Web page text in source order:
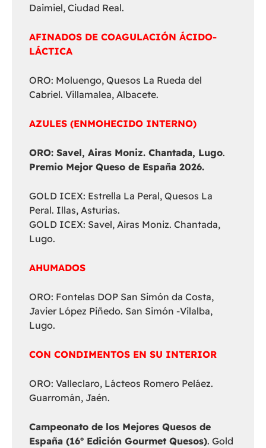
Daimiel, Ciudad Real.
AFINADOS DE COAGULACIÓN ÁCIDO-
LÁCTICA
ORO: Moluengo, Quesos La Rueda del
Cabriel. Villamalea, Albacete.
AZULES (ENMOHECIDO INTERNO)
ORO: Savel, Airas Moniz. Chantada, Lugo.
Premio Mejor Queso de España 2026.
GOLD ICEX: Estrella La Peral, Quesos La
Peral. Illas, Asturias.
GOLD ICEX: Savel, Airas Moniz. Chantada,
Lugo.
AHUMADOS
ORO: Fontelas DOP San Simón da Costa,
Javier López Piñedo. San Simón -Vilalba,
Lugo.
CON CONDIMENTOS EN SU INTERIOR
ORO: Valleclaro, Lácteos Romero Peláez.
Guarromán, Jaén.
Campeonato de los Mejores Quesos de
España (16º Edición Gourmet Quesos). Gold